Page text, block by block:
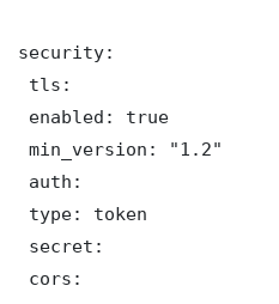
security:
tls:
enabled: true
min_version: "1.2"
auth:
type: token
secret:
cors: